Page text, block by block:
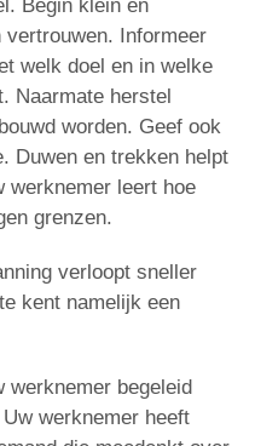
Begin klein en
Informeer
welk doel en in welke
Naarmate herstel
worden. Geef ook
Duwen en trekken helpt
werknemer leert hoe
grenzen.
verloopt sneller
kent namelijk een
werknemer begeleid
werknemer heeft